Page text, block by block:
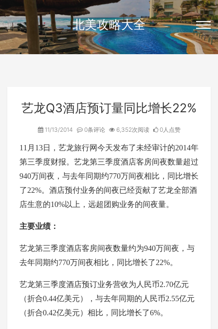
北美攻略大全
艺龙Q3酒店预订量同比增长22%
11/13/2014 0条评论 6,352次阅读 0人点赞
11月13日，艺龙旅行网今天发布了未经审计的2014年
第三季度财报。艺龙第三季度酒店客房间夜数量超过
940万间夜，与去年同期约770万间夜相比，同比增长
了22%。酒店预付业务的间夜已经贡献了艺龙全部酒
店生意的10%以上，远超团购业务的间夜量。
主要业绩：
艺龙第三季度酒店客房间夜数量约为940万间夜，与
去年同期约770万间夜相比，同比增长了22%。
艺龙第三季度酒店预订业务营收为人民币2.70亿元
（折合0.44亿美元），与去年同期的人民币2.55亿元
（折合0.42亿美元）相比，同比增长了6%。